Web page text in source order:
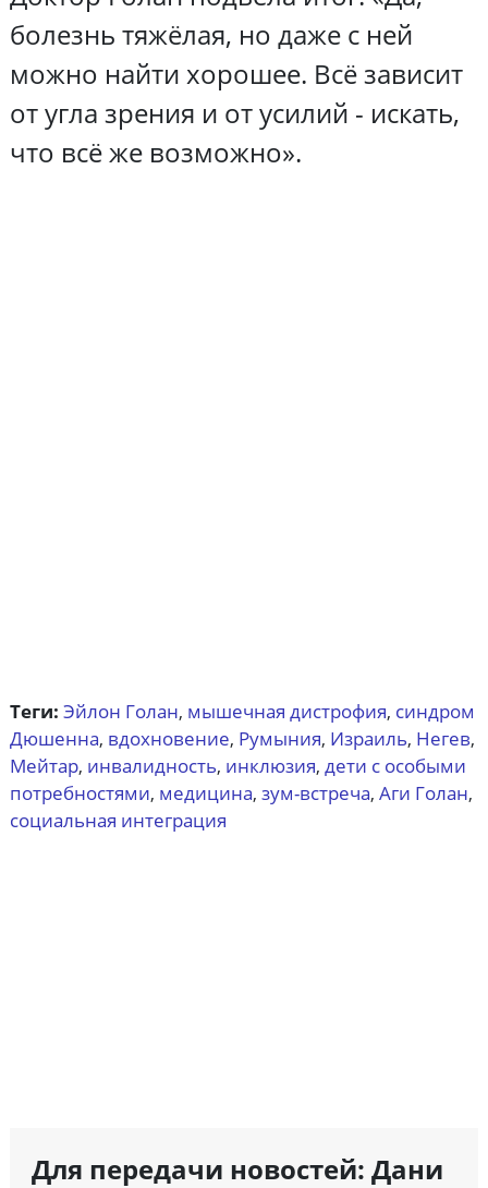
болезнь тяжёлая, но даже с ней
можно найти хорошее. Всё зависит
от угла зрения и от усилий - искать,
что всё же возможно».
Теги: Эйлон Голан, мышечная дистрофия, синдром
Дюшенна, вдохновение, Румыния, Израиль, Негев,
Мейтар, инвалидность, инклюзия, дети с особыми
потребностями, медицина, зум-встреча, Аги Голан,
социальная интеграция
Для передачи новостей: Дани